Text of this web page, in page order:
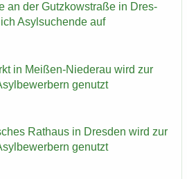
an der Gutz­kow­stra­ße in Dres­
Asyl­su­chen­de auf
in Meißen-​Niederau wird zur
ge­nutzt
Rat­haus in Dres­den wird zur
ge­nutzt